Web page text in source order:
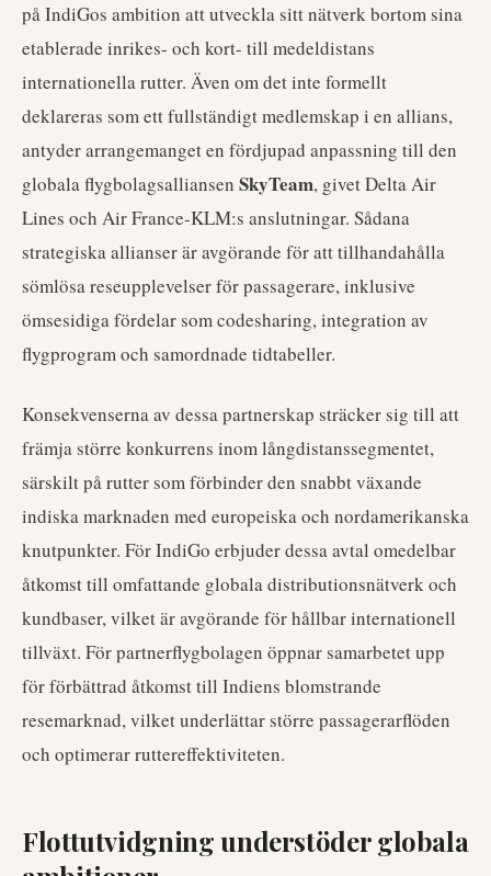
på IndiGos ambition att utveckla sitt nätverk bortom sina
etablerade inrikes- och kort- till medeldistans
internationella rutter. Även om det inte formellt
deklareras som ett fullständigt medlemskap i en allians,
antyder arrangemanget en fördjupad anpassning till den
globala flygbolagsalliansen SkyTeam, givet Delta Air
Lines och Air France-KLM:s anslutningar. Sådana
strategiska allianser är avgörande för att tillhandahålla
sömlösa reseupplevelser för passagerare, inklusive
ömsesidiga fördelar som codesharing, integration av
flygprogram och samordnade tidtabeller.
Konsekvenserna av dessa partnerskap sträcker sig till att
främja större konkurrens inom långdistanssegmentet,
särskilt på rutter som förbinder den snabbt växande
indiska marknaden med europeiska och nordamerikanska
knutpunkter. För IndiGo erbjuder dessa avtal omedelbar
åtkomst till omfattande globala distributionsnätverk och
kundbaser, vilket är avgörande för hållbar internationell
tillväxt. För partnerflygbolagen öppnar samarbetet upp
för förbättrad åtkomst till Indiens blomstrande
resemarknad, vilket underlättar större passagerarflöden
och optimerar ruttereffektiviteten.
Flottutvidgning understöder globala